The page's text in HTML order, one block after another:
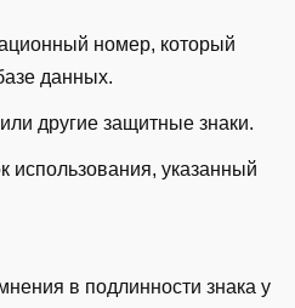
номер, который
данных.
другие защитные знаки.
использования, указанный
в подлинности знака у